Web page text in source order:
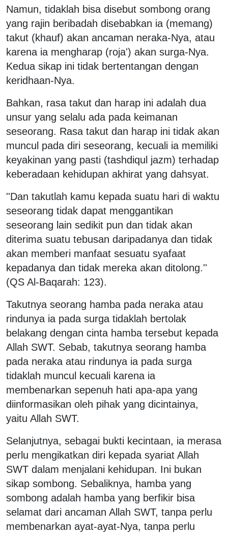
Namun, tidaklah bisa disebut sombong orang
yang rajin beribadah disebabkan ia (memang)
takut (khauf) akan ancaman neraka-Nya, atau
karena ia mengharap (roja') akan surga-Nya.
Kedua sikap ini tidak bertentangan dengan
keridhaan-Nya.
Bahkan, rasa takut dan harap ini adalah dua
unsur yang selalu ada pada keimanan
seseorang. Rasa takut dan harap ini tidak akan
muncul pada diri seseorang, kecuali ia memiliki
keyakinan yang pasti (tashdiqul jazm) terhadap
keberadaan kehidupan akhirat yang dahsyat.
''Dan takutlah kamu kepada suatu hari di waktu
seseorang tidak dapat menggantikan
seseorang lain sedikit pun dan tidak akan
diterima suatu tebusan daripadanya dan tidak
akan memberi manfaat sesuatu syafaat
kepadanya dan tidak mereka akan ditolong.''
(QS Al-Baqarah: 123).
Takutnya seorang hamba pada neraka atau
rindunya ia pada surga tidaklah bertolak
belakang dengan cinta hamba tersebut kepada
Allah SWT. Sebab, takutnya seorang hamba
pada neraka atau rindunya ia pada surga
tidaklah muncul kecuali karena ia
membenarkan sepenuh hati apa-apa yang
diinformasikan oleh pihak yang dicintainya,
yaitu Allah SWT.
Selanjutnya, sebagai bukti kecintaan, ia merasa
perlu mengikatkan diri kepada syariat Allah
SWT dalam menjalani kehidupan. Ini bukan
sikap sombong. Sebaliknya, hamba yang
sombong adalah hamba yang berfikir bisa
selamat dari ancaman Allah SWT, tanpa perlu
membenarkan ayat-ayat-Nya, tanpa perlu